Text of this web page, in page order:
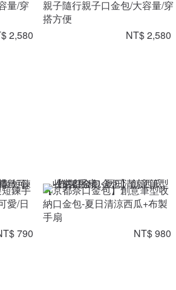
量/穿
2,580
親子隨行親子口金包/大容量/穿
搭方便
NT$ 2,580
鍊手
愛/日
790
【京都奈口金包】創意筆型收
納口金包-夏日清涼西瓜+布製
手扇
NT$ 980